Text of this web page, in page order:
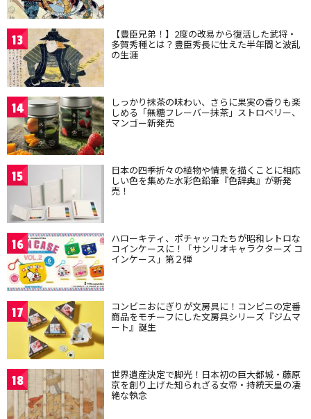
13 【豊臣兄弟！】2度の改易から復活した武将・
多賀秀種とは？豊臣秀長に仕えた半年間と波乱
の生涯
14 しっかり抹茶の味わい、さらに果実の香りも楽
しめる「無糖フレーバー抹茶」ストロベリー、
マンゴー新発売
15 日本の四季折々の植物や情景を描くことに相応
しい色を集めた水彩色鉛筆『色辞典』が新発
売！
16 ハローキティ、ポチャッコたちが昭和レトロな
コインケースに！「サンリオキャラクターズ コ
インケース」第２弾
17 コンビニおにぎりが文房具に！コンビニの定番
商品をモチーフにした文房具シリーズ『ジムマ
ート』誕生
18 世界遺産決定で脚光！日本初の巨大都城・藤原
京を創り上げた知られざる女帝・持統天皇の凄
絶な執念